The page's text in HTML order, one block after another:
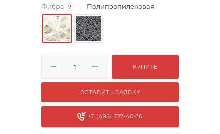
Фибра ? – Полипропиленовая
КУПИТЬ
ОСТАВИТЬ ЗАЯВКУ
+7 (495) 777-40-36